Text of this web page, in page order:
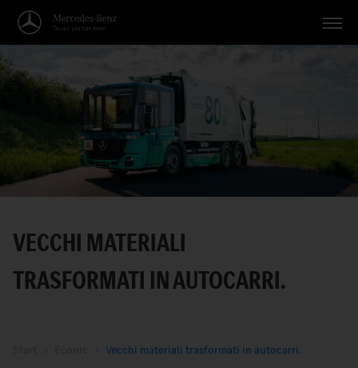
Applicazioni
Temi
Servizio
Italiano
VECCHI MATERIALI
TRASFORMATI IN AUTOCARRI.
Vecchi materiali trasformati in autocarri.